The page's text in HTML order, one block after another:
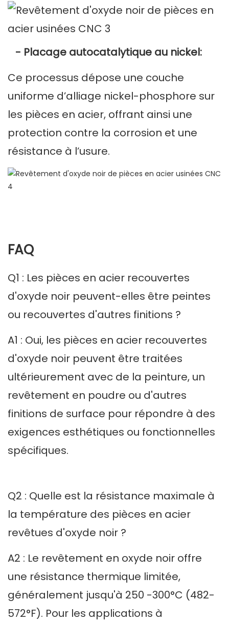
- Placage autocatalytique au nickel:
Ce processus dépose une couche
uniforme d’alliage nickel-phosphore sur
les pièces en acier, offrant ainsi une
protection contre la corrosion et une
résistance à l’usure.
FAQ
Q1 : Les pièces en acier recouvertes
d'oxyde noir peuvent-elles être peintes
ou recouvertes d'autres finitions ?
A1 : Oui, les pièces en acier recouvertes
d'oxyde noir peuvent être traitées
ultérieurement avec de la peinture, un
revêtement en poudre ou d'autres
finitions de surface pour répondre à des
exigences esthétiques ou fonctionnelles
spécifiques.
Q2 : Quelle est la résistance maximale à
la température des pièces en acier
revêtues d'oxyde noir ?
A2 : Le revêtement en oxyde noir offre
une résistance thermique limitée,
généralement jusqu'à 250 -300°C (482-
572°F). Pour les applications à